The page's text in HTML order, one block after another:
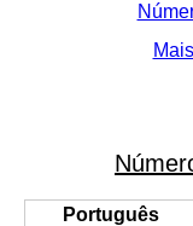
Português